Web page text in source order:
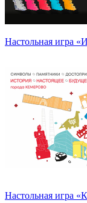
Настольная игра
Настольная игра